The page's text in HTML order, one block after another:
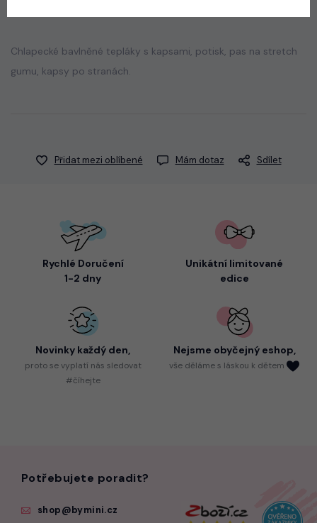
Chlapecké bavlněné tepláky s kapsami, potisk, pas na stretch
gumu, kapsy po stranách.
Přidat mezi oblíbené Mám dotaz Sdílet
Rychlé Doručení
1-2 dny
Unikátní limitované
edice
Novinky každý den,
protose vyplatí nás sledovat
#číhejte
Nejsme obyčejný eshop,
vše děláme s láskou k dětem
Potřebujete poradit?
shop@bymini.cz